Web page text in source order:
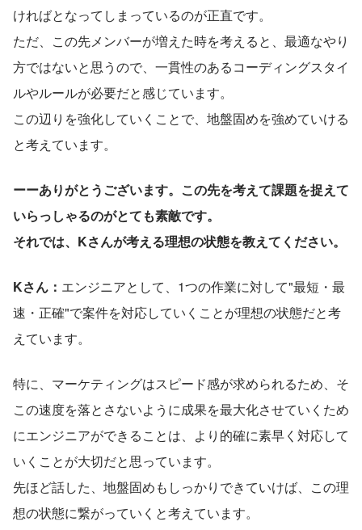
ければとなってしまっているのが正直です。
ただ、この先メンバーが増えた時を考えると、最適なやり
方ではないと思うので、一貫性のあるコーディングスタイ
ルやルールが必要だと感じています。
この辺りを強化していくことで、地盤固めを強めていける
と考えています。
ーーありがとうございます。この先を考えて課題を捉えて
いらっしゃるのがとても素敵です。
それでは、Kさんが考える理想の状態を教えてください。
Kさん： エンジニアとして、1つの作業に対して"最短・最
速・正確"で案件を対応していくことが理想の状態だと考
えています。
特に、マーケティングはスピード感が求められるため、そ
この速度を落とさないように成果を最大化させていくため
にエンジニアができることは、より的確に素早く対応して
いくことが大切だと思っています。
先ほど話した、地盤固めもしっかりできていけば、この理
想の状態に繋がっていくと考えています。